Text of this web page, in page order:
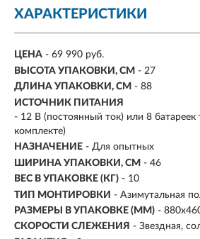
ХАРАКТЕРИСТИКИ
ЦЕНА - 69 990 руб.
ВЫСОТА УПАКОВКИ, СМ - 27
ДЛИНА УПАКОВКИ, СМ - 88
ИСТОЧНИК ПИТАНИЯ
- 12 В (постоянный ток) или 8 батареек
комплекте)
НАЗНАЧЕНИЕ - Для опытных
ШИРИНА УПАКОВКИ, СМ - 46
ВЕС В УПАКОВКЕ (КГ) - 10
ТИП МОНТИРОВКИ - Азимутальная
РАЗМЕРЫ В УПАКОВКЕ (ММ) -
СКОРОСТИ СЛЕЖЕНИЯ - Звездная,